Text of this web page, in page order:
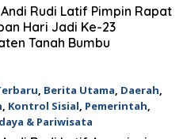
Rudi Latif Pimpin Rapat
Hari Jadi Ke-23
Tanah Bumbu
, Berita Utama, Daerah,
, Kontrol Sisial, Pemerintah,
& Pariwisata